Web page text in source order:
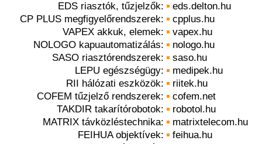
EDS riasztók, tűzjelzők:
eds.delton.hu
CP PLUS megfigyelőrendszerek:
cpplus.hu
VAPEX akkuk, elemek:
vapex.hu
NOLOGO kapuautomatizálás:
nologo.hu
SASO riasztórendszerek:
saso.hu
LEPU egészségügy:
medipek.hu
RII hálózati eszközök:
riitek.hu
COFEM tűzjelző rendszerek:
cofem.net
TAKDIR takarítórobotok:
robotol.hu
MATRIX távközléstechnika:
matrixtelecom.hu
FEIHUA objektívek:
feihua.hu